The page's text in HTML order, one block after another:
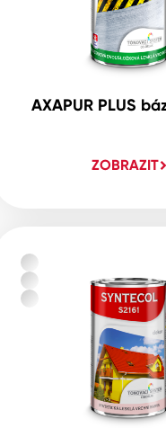
AXAPUR PLUS
ZOBRAZIT